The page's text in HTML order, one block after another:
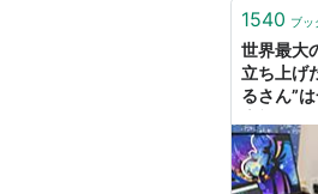
1540 ブッ
世界最大
立ち上げ
るさん”
までの10